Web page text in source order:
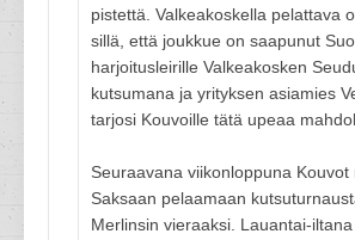
pistettä. Valkeakoskella pelattava
sillä, että joukkue on saapunut
harjoitusleirille Valkeakosken
kutsumana ja yrityksen asiamies
tarjosi Kouvoille tätä upeaa
Seuraavana viikonloppuna Kouvot
Saksaan pelaamaan
Merlinsin vieraaksi. Lauantai-